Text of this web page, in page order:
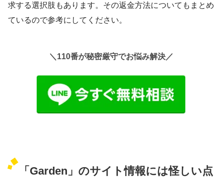
求する選択肢もあります。その返金方法についてもまとめ
ているので参考にしてください。
＼110番が秘密厳守でお悩み解決／
「Garden」のサイト情報には怪しい点